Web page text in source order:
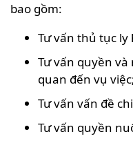
bao gồm:
Tư vấn thủ tục ly
Tư vấn quyền
quan đến vụ
Tư vấn vấn đề
Tư vấn quyền